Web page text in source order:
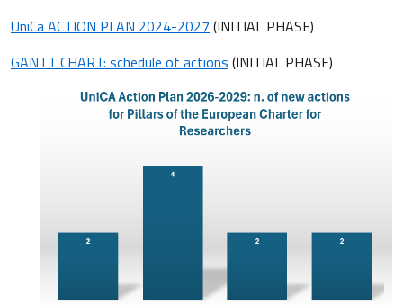
UniCa ACTION PLAN 2024-2027 (INITIAL PHASE)
GANTT CHART: schedule of actions (INITIAL PHASE)